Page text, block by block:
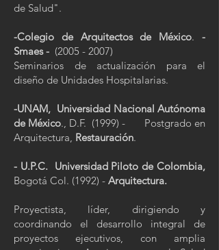
de Salud".
-Colegio de Arquitectos de México.-
Smaes - (2005 - 2007)
Seminarios de actualización para el
diseño de Unidades Hospitalarias.
-UNAM, Universidad Nacional Autónoma
de México., D.F. (1999) - Postgrado en
Arquitectura, Restauración.
- U.P.C.
Universidad Piloto de Colombia,
Bogotá Col. (1992) - Arquitectura.
Proyectista, líder, dirigiendo y
coordinando el desarrollo integral de
proyectos ejecutivos, con amplia